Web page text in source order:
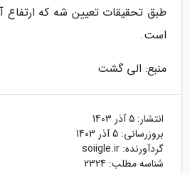
است.
منبع: الی گشت
انتشار: 5 آذر 1403
بروزرسانی: 5 آذر 1403
گردآورنده: soiigle.ir
شناسه مطلب: 2324